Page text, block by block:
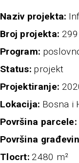
naziv projekta
broj projekta 299
program
status projekt
projektiranje
Lokacija Bosna i
Površina parcele
Površina
Tlocrt 2480 m²